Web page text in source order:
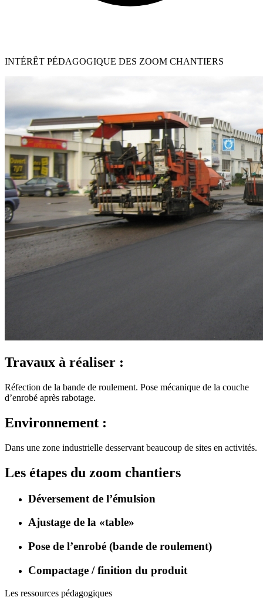
INTÉRÊT PÉDAGOGIQUE DES ZOOM CHANTIERS
Travaux à réaliser :
Réfection de la bande de roulement. Pose mécanique de la couche
d’enrobé après rabotage.
Environnement :
Dans une zone industrielle desservant beaucoup de sites en activités.
Les étapes du zoom chantiers
Déversement de l’émulsion
Ajustage de la «table»
Pose de l’enrobé (bande de roulement)
Compactage / finition du produit
Les ressources pédagogiques